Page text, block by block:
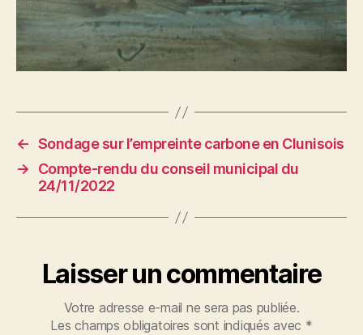
← Sondage sur l’empreinte carbone en Clunisois
→
Compte-rendu du conseil municipal du
24/11/2022
Laisser un commentaire
Votre adresse e-mail ne sera pas publiée.
Les champs obligatoires sont indiqués avec *